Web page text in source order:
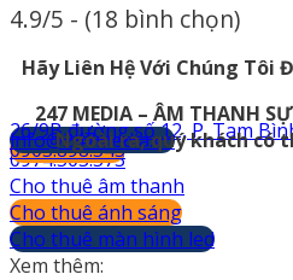
4.9/5 - (18 bình chọn)
Hãy Liên Hệ Với Chúng Tôi
247 MEDIA – ÂM THANH
0974.503.573
0903.898.545
info@247media.vn
26/9B đường số 12, P. Tam
Ngoài ra, quý khách có
Cho thuê âm thanh
Cho thuê ánh sáng
Cho thuê màn hình led
Xem thêm: